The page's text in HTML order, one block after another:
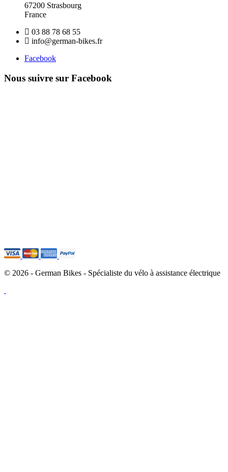
67200 Strasbourg
France
03 88 78 68 55
info@german-bikes.fr
Facebook
Nous suivre sur Facebook
© 2026 - German Bikes - Spécialiste du vélo à assistance électrique